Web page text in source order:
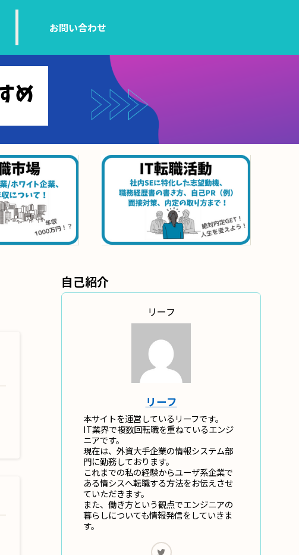
お問い合わせ
自己紹介
リーフ
リーフ
本サイトを運営しているリーフです。
IT業界で複数回転職を重ねているエンジ
ニアです。
現在は、外資大手企業の情報システム部
門に勤務しております。
これまでの私の経験からユーザ系企業で
ある情シスへ転職する方法をお伝えさせ
ていただきます。
また、働き方という観点でエンジニアの
暮らしについても情報発信をしていきま
す。